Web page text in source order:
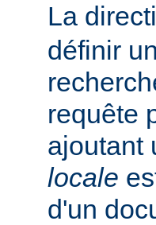
La
définir
requête
ajoutant
locale
d'un